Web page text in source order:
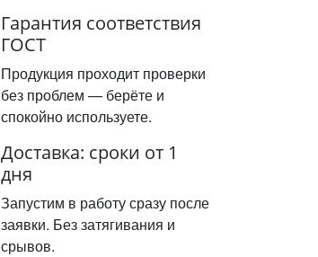
Гарантия соответствия
ГОСТ
Продукция проходит проверки
без проблем — берёте и
спокойно используете.
Доставка: сроки от 1
дня
Запустим в работу сразу после
заявки. Без затягивания и
срывов.